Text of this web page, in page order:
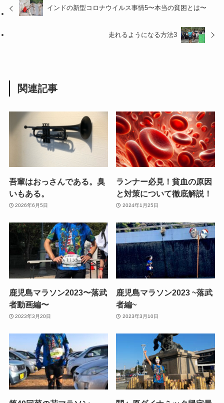
インドの新型コロナウイルス事情5〜本当の貧困とは〜
走れるようになる方法3
関連記事
吾輩はおっさんである。臭
いもある。
2026年6月5日
ランナー必見！貧血の原因
と対策について徹底解説！
2024年1月25日
鹿児島マラソン2023〜落武
者動画編〜
2023年3月20日
鹿児島マラソン2023 ~落武
者編~
2023年3月10日